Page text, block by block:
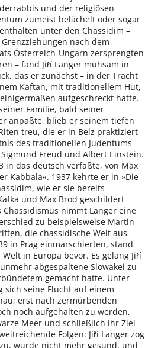
und der religiösen
zumeist belächelt oder sogar
unter den Chassidim –
nach dem
Österreich-Ungarn zersprengten
– fand Jiří Langer mühsam in
das er zunächst – in der Tracht
Kaftan, mit traditionellem Hut,
aufgeschreckt hatte.
Familie, bald seiner
anpaßte, blieb er seinem tiefen
treu, die er in Belz praktiziert
des traditionellen Judentums
Freud und Albert Einstein.
in das deutsch verfaßte, von Max
Kabbala«. 1937 kehrte er in »Die
wie er sie bereits
und Max Brod geschildert
nimmt Langer eine
zu beispielsweise Martin
die chassidische Welt aus
in Prag einmarschierten, stand
in Europa bevor. Es gelang Jiří
abgespaltene Slowakei zu
gemacht hatte. Unter
sich seine Flucht auf einem
erst nach zermürbenden
noch aufgehalten zu werden,
Meer und schließlich ihr Ziel
Folgen: Jiří Langer zog
wurde nicht mehr gesund, und